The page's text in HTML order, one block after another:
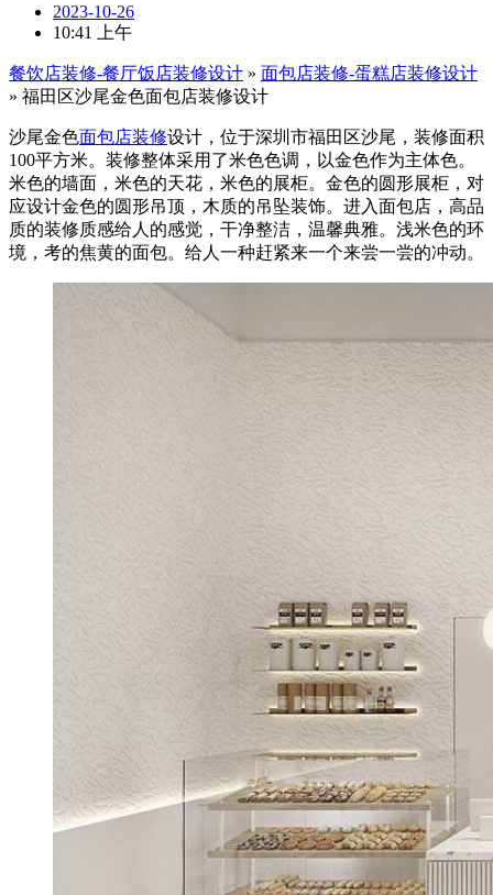
2023-10-26
10:41 上午
餐饮店装修-餐厅饭店装修设计 » 面包店装修-蛋糕店装修设计
» 福田区沙尾金色面包店装修设计
沙尾金色面包店装修设计，位于深圳市福田区沙尾，装修面积
100平方米。装修整体采用了米色色调，以金色作为主体色。
米色的墙面，米色的天花，米色的展柜。金色的圆形展柜，对
应设计金色的圆形吊顶，木质的吊坠装饰。进入面包店，高品
质的装修质感给人的感觉，干净整洁，温馨典雅。浅米色的环
境，考的焦黄的面包。给人一种赶紧来一个来尝一尝的冲动。